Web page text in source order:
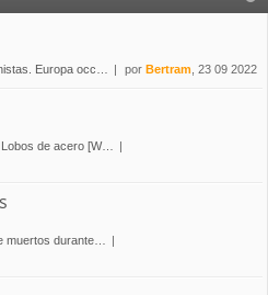
Europa occ… por Bertram , 23 09 2022
de acero [W…
muertos durante…